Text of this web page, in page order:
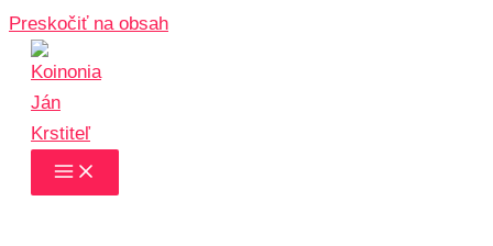
Preskočiť na obsah